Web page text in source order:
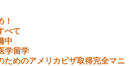
！
べて
中
学留学
ためのアメリカビザ取得完全マニ